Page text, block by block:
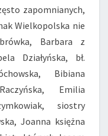
zapomnianych,
Wielkopolska nie
Barbara z
Działyńska, bł.
Bibiana
Emilia
siostry
Joanna księżna